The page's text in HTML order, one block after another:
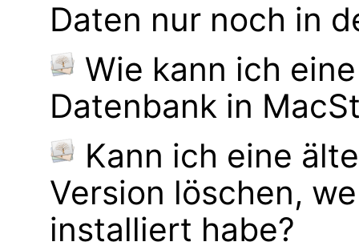
Daten nur noch in
Wie kann ich
Datenbank in
Kann ich eine
Version löschen,
installiert habe?